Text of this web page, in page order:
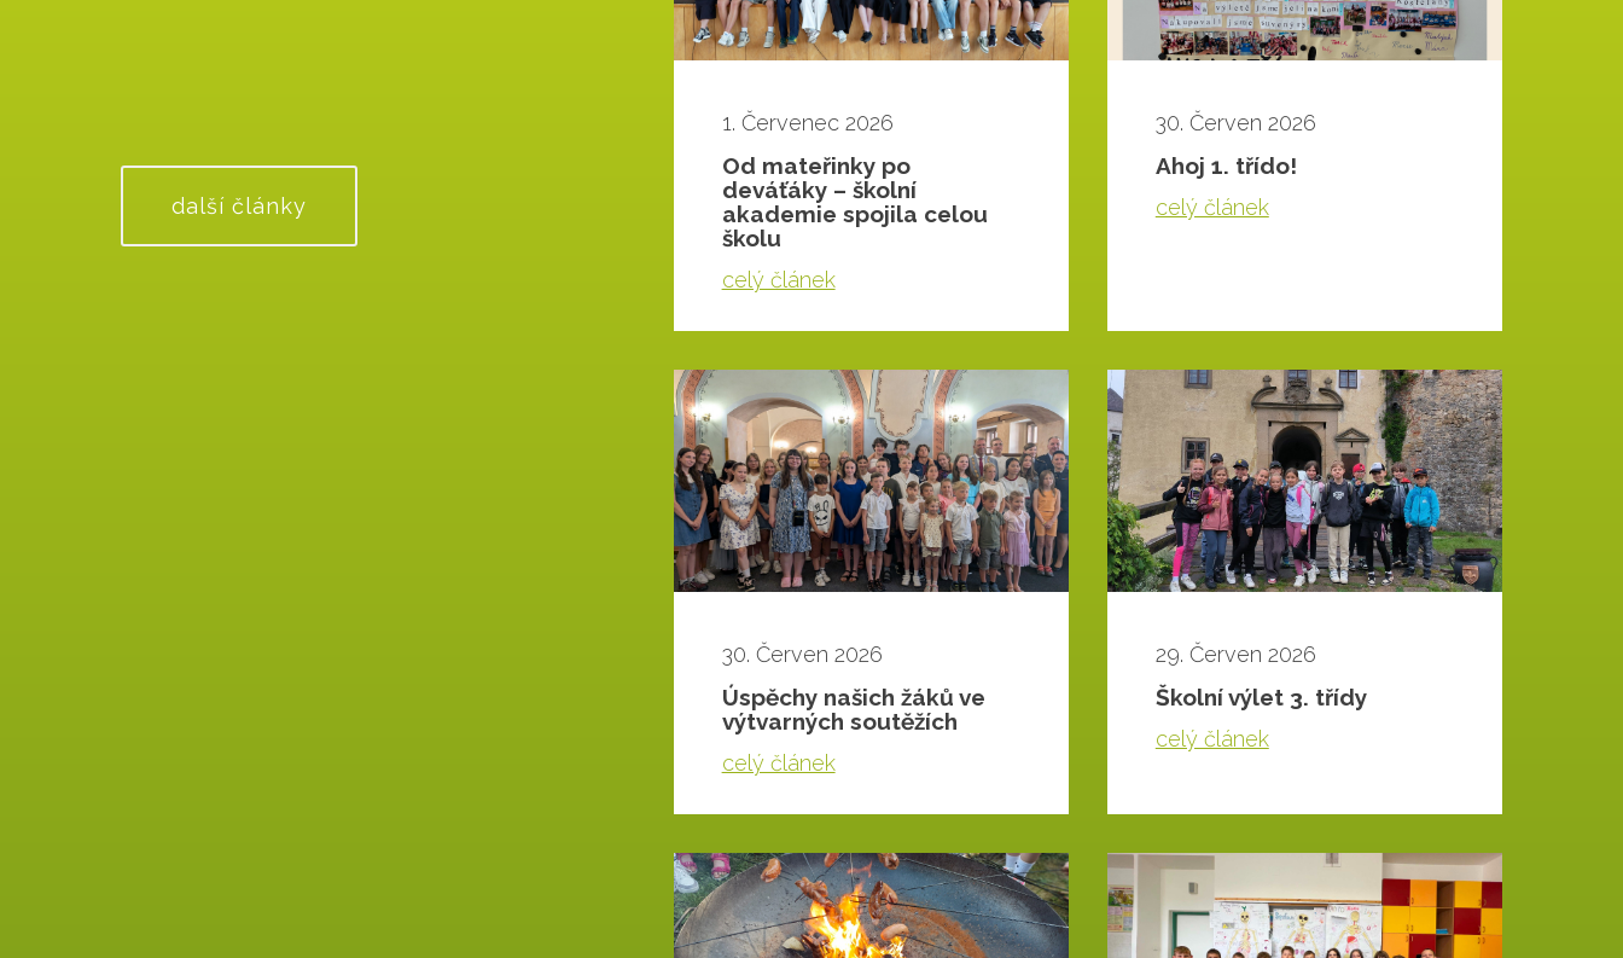
Vyhledávání na webu
další články
1. Červenec 2026
Od mateřinky po
deváťáky – školní
akademie spojila celou
školu
celý článek
30. Červen 2026
Ahoj 1. třído!
celý článek
30. Červen 2026
Úspěchy našich žáků ve
výtvarných soutěžích
celý článek
29. Červen 2026
Školní výlet 3. třídy
celý článek